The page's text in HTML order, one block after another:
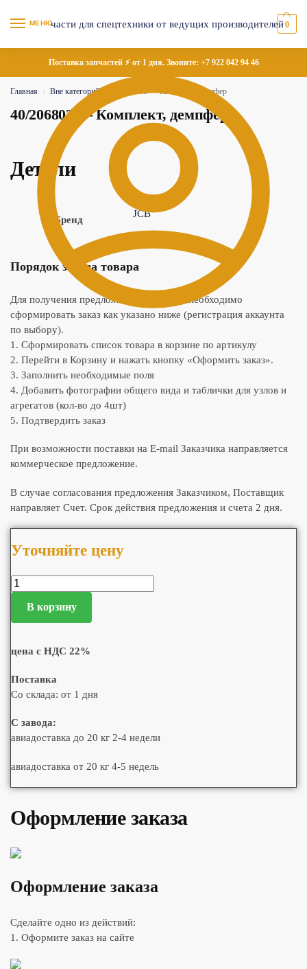
МЕНЮ 0
Поставка запчастей ⚡ от 1 дня. Звоните: +7 922 042 94 46
Главная / Вне категорий 40/206803 — Комплект, демпфер
40/206803 — Комплект, демпфер
Детали
Бренд
JCB
Порядок заказа товара
Для получения предложения по товару необходимо
сформировать заказ как указано ниже (регистрация аккаунта
по выбору).
1. Сформировать список товара в корзине по артикулу
2. Перейти в Корзину и нажать кнопку «Оформить заказ».
3. Заполнить необходимые поля
4. Добавить фотографии общего вида и таблички для узлов и
агрегатов (кол-во до 4шт)
5. Подтвердить заказ
При возможности поставки на E-mail Заказчика направляется
коммерческое предложение.
В случае согласования предложения Заказчиком, Поставщик
направляет Счет. Срок действия предложения и счета 2 дня.
Уточняйте цену
В корзину
цена с НДС 22%
Поставка
Со склада: от 1 дня
С завода:
авиадоставка до 20 кг 2-4 недели
авиадоставка от 20 кг 4-5 недель
Оформление заказа
Оформление заказа
Сделайте одно из действий:
1. Оформите заказ на сайте